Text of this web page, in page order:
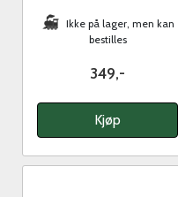
Ikke på lager, men kan
bestilles
349,-
Kjøp